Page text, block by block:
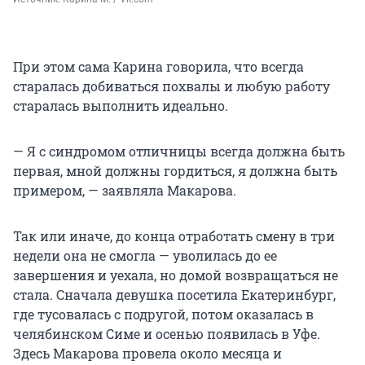
При этом сама Карина говорила, что всегда
старалась добиваться похвалы и любую работу
старалась выполнить идеально.
— Я с синдромом отличницы всегда должна быть
первая, мной должны гордиться, я должна быть
примером, — заявляла Макарова.
Так или иначе, до конца отработать смену в три
недели она не смогла — уволилась до ее
завершения и уехала, но домой возвращаться не
стала. Сначала девушка посетила Екатеринбург,
где тусовалась с подругой, потом оказалась в
челябинском Симе и осенью появилась в Уфе.
Здесь Макарова провела около месяца и